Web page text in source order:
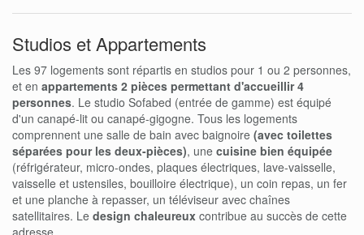
Studios et Appartements
Les 97 logements sont répartis en studios pour 1 ou 2 personnes,
et en appartements 2 pièces permettant d'accueillir 4
personnes. Le studio Sofabed (entrée de gamme) est équipé
d'un canapé-lit ou canapé-gigogne. Tous les logements
comprennent une salle de bain avec baignoire (avec toilettes
séparées pour les deux-pièces), une cuisine bien équipée
(réfrigérateur, micro-ondes, plaques électriques, lave-vaisselle,
vaisselle et ustensiles, bouilloire électrique), un coin repas, un fer
et une planche à repasser, un téléviseur avec chaînes
satellitaires. Le design chaleureux contribue au succès de cette
adresse.